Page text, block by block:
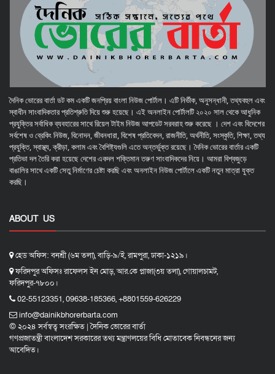
দৈনিক ভোরের বার্তা ডট কম একটি জনপ্রিয় বাংলা নিউজ পোর্টাল। এটি নির্ভীক, অনুসন্ধানী, তথ্যবহুল এবং
স্বাধীন সাংবাদিকতার প্রতিশ্রুতি দিয়ে শুরু হয়েছে। এই অনলাইন পোর্টালটি ২০২০ সাল থেকে আধুনিক
প্রযুক্তির সর্বাধিক ব্যবহারের সাথে রিয়েল টাইম নিউজ আপডেট সরবরাহ শুরু করেছে । দেশ এবং বিদেশের
সর্বশেষ ও ব্রেকিং নিউজ, বিনোদন, জীবনধারা, বিশেষ প্রতিবেদন, রাজনীতি, অর্থনীতি, সংস্কৃতি, শিক্ষা, তথ্য
প্রযুক্তি, স্বাস্থ্য, ক্রীড়া, কলাম এবং বৈশিষ্ট্যগুলি এতে অন্তর্ভুক্ত রয়েছে। দৈনিক ভোরের বার্তার একটি
প্রতিভা দল তৈরি করা হয়েছে দেশের একদল শক্তিমান তরুণ সাংবাদিকদের নিয়ে। আমরা বিশ্বজুড়ে
বাঙালির সাথে একটি সেতু নির্মাণের চেষ্টা করছি এবং অনলাইন নিউজ পোর্টালে একটি নতুন মাত্রা যুক্ত
করছি।
ABOUT US
হেড অফিস: বনশ্রী (৬ম তলা), বাড়ি-৯/ই, রামপুরা, ঢাকা-১২১৯।
ফরিদপুর অফিসঃ রাফেলস ইন মোড়, আর.কে প্লাজা(৩য় তলা), গোয়ালচামট,
ফরিদপুর-৭৮০০।
02-55123351, 09638-185366, +8801559-626229
info@dainikbhorerbarta.com
© ২০২৪ সর্বস্বত্ব সংরক্ষিত | দৈনিক ভোরের বার্তা
গণপ্রজাতন্ত্রী বাংলাদেশ সরকারের তথ্য মন্ত্রাণলয়ের বিধি মোতাবেক নিবন্ধনের জন্য
আবেদিত।